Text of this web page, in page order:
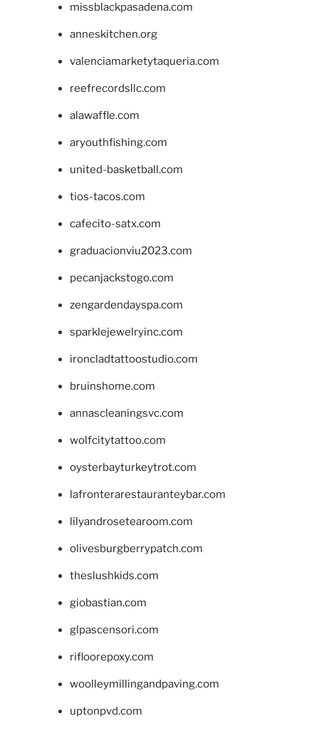
missblackpasadena.com
anneskitchen.org
valenciamarketytaqueria.com
reefrecordsllc.com
alawaffle.com
aryouthfishing.com
united-basketball.com
tios-tacos.com
cafecito-satx.com
graduacionviu2023.com
pecanjackstogo.com
zengardendayspa.com
sparklejewelryinc.com
ironcladtattoostudio.com
bruinshome.com
annascleaningsvc.com
wolfcitytattoo.com
oysterbayturkeytrot.com
lafronterarestauranteybar.com
lilyandrosetearoom.com
olivesburgberrypatch.com
theslushkids.com
giobastian.com
glpascensori.com
rifloorepoxy.com
woolleymillingandpaving.com
uptonpvd.com